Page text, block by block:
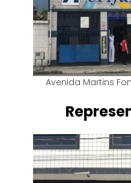
Avenida Martins